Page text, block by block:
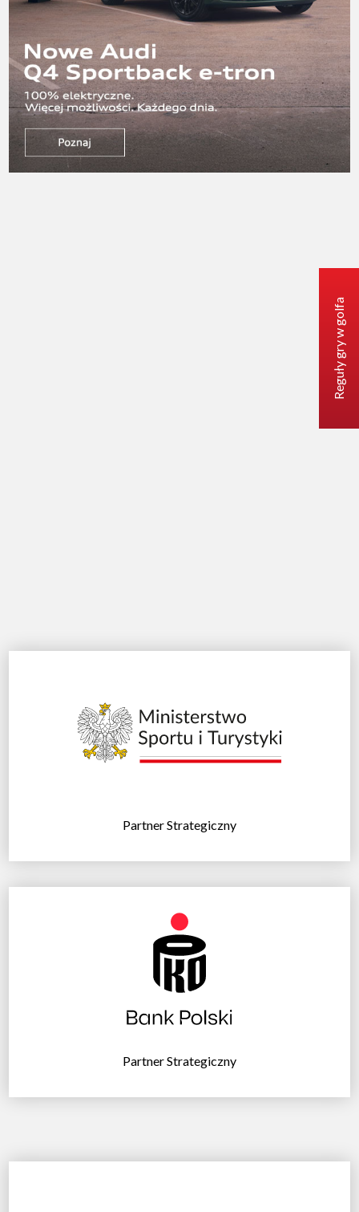
Partner Strategiczny
Partner Strategiczny
Reguły gry w golfa